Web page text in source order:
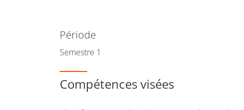
Période
Semestre 1
Compétences visées